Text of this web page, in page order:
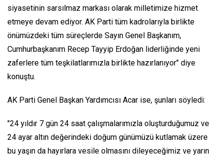
siyasetinin sarsılmaz markası olarak milletimize hizmet
etmeye devam ediyor. AK Parti tüm kadrolarıyla birlikte
önümüzdeki tüm süreçlerde Sayın Genel Başkanım,
Cumhurbaşkanım Recep Tayyip Erdoğan liderliğinde yeni
zaferlere tüm teşkilatlarımızla birlikte hazırlanıyor" diye
konuştu.
AK Parti Genel Başkan Yardımcısı Acar ise, şunları söyledi:
"24 yıldır 7 gün 24 saat çalışmalarımızla oluşturduğumuz ve
24 ayar altın değerindeki doğum günümüzü kutlamak üzere
bu yaşın da hayırlara vesile olmasını dileyeceğimiz ve yarın